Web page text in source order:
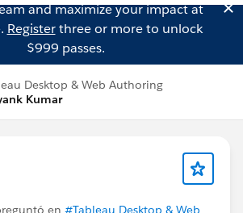
and maximize your impact at
Registerthree or more to unlock
$999 passes.
Desktop & Web Authoring
Kumar
en #Tableau Desktop & Web